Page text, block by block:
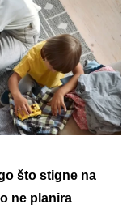
što stigne na
ne planira